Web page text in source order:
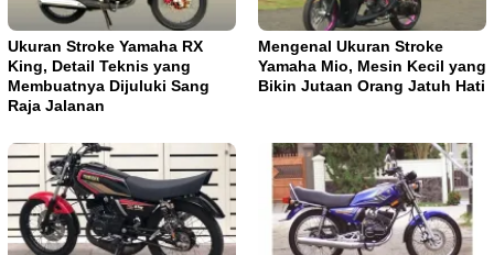
Ukuran Stroke Yamaha RX
King, Detail Teknis yang
Membuatnya Dijuluki Sang
Raja Jalanan
Mengenal Ukuran Stroke
Yamaha Mio, Mesin Kecil yang
Bikin Jutaan Orang Jatuh Hati